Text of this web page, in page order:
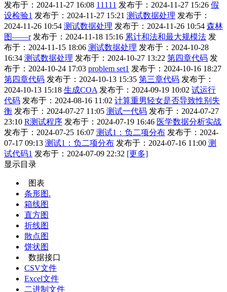
发布于：2024-11-27 16:08 11111 发布于：2024-11-27 15:26 假
设检验1 发布于：2024-11-27 15:21 测试数据处理 发布于：
2024-11-26 10:54 测试数据处理 发布于：2024-11-26 10:54 森林
图——r 发布于：2024-11-18 15:16 累计和法和最大规模法 发
布于：2024-11-15 18:06 测试数据处理 发布于：2024-10-28
16:34 测试数据处理 发布于：2024-10-27 13:22 第四章代码 发
布于：2024-10-24 17:03 problem set1 发布于：2024-10-16 18:27
第四章代码 发布于：2024-10-13 15:35 第三章代码 发布于：
2024-10-13 15:18 生成COA 发布于：2024-09-19 10:02 试运行
代码 发布于：2024-08-16 11:02 计算重男轻女是否导致性别失
衡 发布于：2024-07-27 11:05 测试一代码 发布于：2024-07-27
23:10 R测试程序 发布于：2024-07-19 16:46 医学数据分析实战
发布于：2024-07-25 16:07 测试1：负二项分布 发布于：2024-
07-17 09:13 测试1：负二项分布 发布于：2024-07-16 11:00 测
试代码1 发布于：2024-07-09 22:32 [更多]
显示目录
图表
条形图.
箱线图
直方图
折线图
散点图
饼状图
数据接口
CSV文件
Excel文件
二进制文件